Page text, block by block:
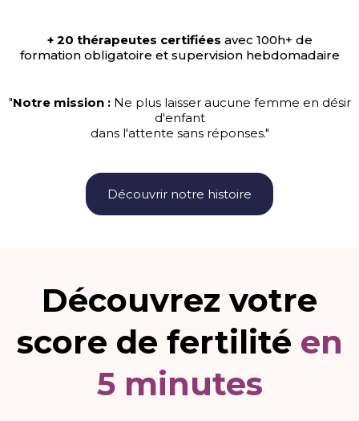
+ 20 thérapeutes certifiées avec 100h+ de
formation obligatoire et supervision hebdomadaire
"Notre mission : Ne plus laisser aucune femme en désir
d'enfant
dans l'attente sans réponses."
Découvrir notre histoire
Découvrez votre
score de fertilité en
5 minutes